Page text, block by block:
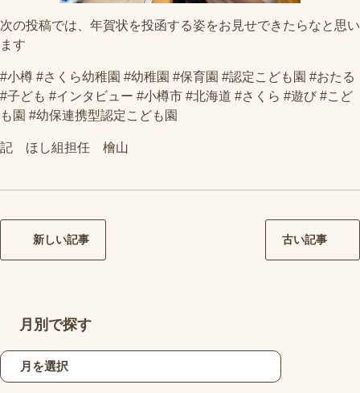
次の投稿では、年賀状を投函する姿をお見せできたらなと思い
ます
#小樽 #さくら幼稚園 #幼稚園 #保育園 #認定こども園 #おたる
#子ども #インタビュー #小樽市 #北海道 #さくら #遊び #こど
も園 #幼保連携型認定こども園
記 ほし組担任 檜山
新しい記事 古い記事
月別で探す